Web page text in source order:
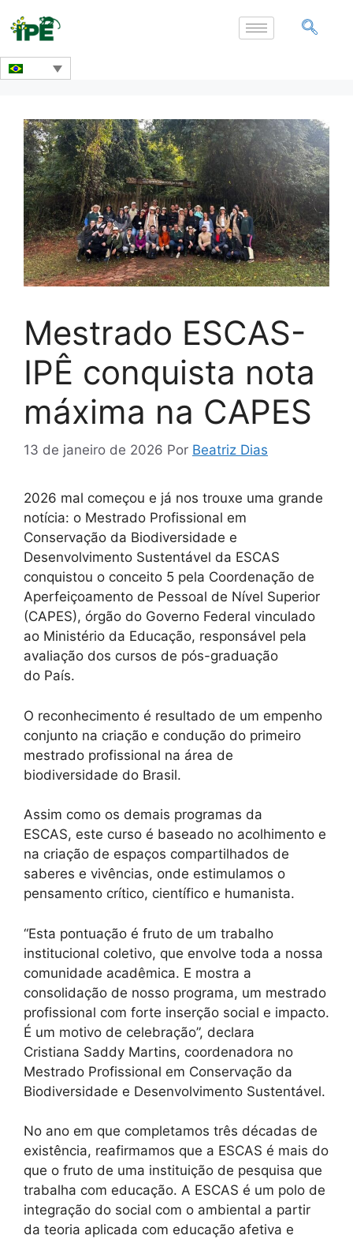
Mestrado ESCAS-
IPÊ conquista nota
máxima na CAPES
13 de janeiro de 2026 Por Beatriz Dias
2026 mal começou e já nos trouxe uma grande
notícia: o Mestrado Profissional em
Conservação da Biodiversidade e
Desenvolvimento Sustentável da ESCAS
conquistou o conceito 5 pela Coordenação de
Aperfeiçoamento de Pessoal de Nível Superior
(CAPES), órgão do Governo Federal vinculado
ao Ministério da Educação, responsável pela
avaliação dos cursos de pós-graduação
do País.
O reconhecimento é resultado de um empenho
conjunto na criação e condução do primeiro
mestrado profissional na área de
biodiversidade do Brasil.
Assim como os demais programas da
ESCAS, este curso é baseado no acolhimento e
na criação de espaços compartilhados de
saberes e vivências, onde estimulamos o
pensamento crítico, científico e humanista.
“Esta pontuação é fruto de um trabalho
institucional coletivo, que envolve toda a nossa
comunidade acadêmica. E mostra a
consolidação de nosso programa, um mestrado
profissional com forte inserção social e impacto.
É um motivo de celebração”, declara
Cristiana Saddy Martins, coordenadora no
Mestrado Profissional em Conservação da
Biodiversidade e Desenvolvimento Sustentável.
No ano em que completamos três décadas de
existência, reafirmamos que a ESCAS é mais do
que o fruto de uma instituição de pesquisa que
trabalha com educação. A ESCAS é um polo de
integração do social com o ambiental a partir
da teoria aplicada com educação afetiva e